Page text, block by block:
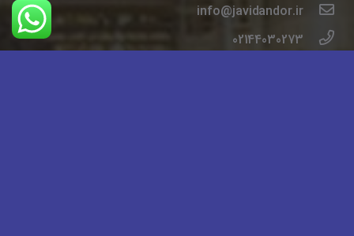
info@javidandor.ir
02144030273